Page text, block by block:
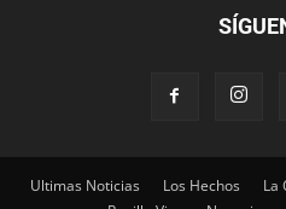
Ultimas Noticias Los Hechos La